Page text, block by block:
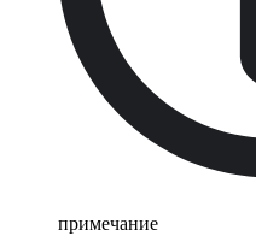
примечание